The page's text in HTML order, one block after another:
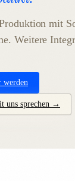
mit
Weitere
werden
uns sprechen →